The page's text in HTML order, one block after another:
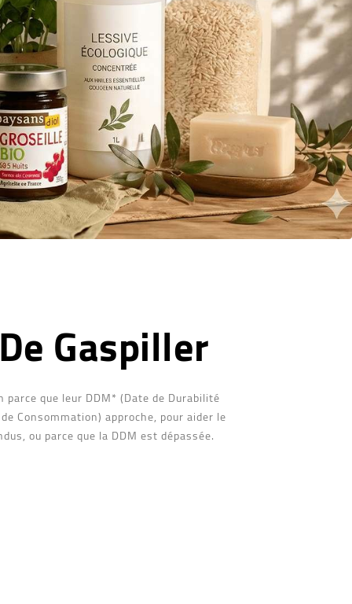
Gaspiller
que leur DDM* (Date de Durabilité
Consommation) approche, pour aider le
ou parce que la DDM est dépassée.